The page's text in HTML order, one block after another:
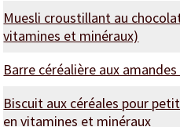
Muesli croustillant au
vitamines et minéraux)
Barre céréalière aux
Biscuit aux céréales pour
en vitamines et minéraux